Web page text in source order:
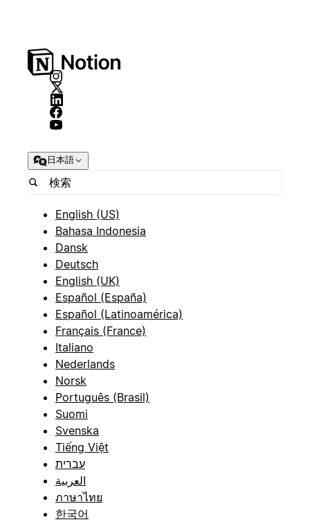
日本語
English (US)
Bahasa Indonesia
Dansk
Deutsch
English (UK)
Español (España)
Español (Latinoamérica)
Français (France)
Italiano
Nederlands
Norsk
Português (Brasil)
Suomi
Svenska
Tiếng Việt
עברית
العربية
ภาษาไทย
한국어